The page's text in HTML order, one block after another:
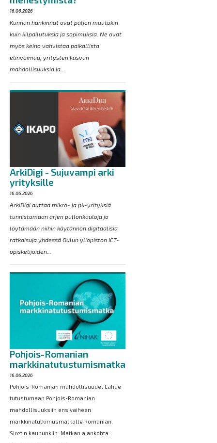
16.06.2026
Kunnan hankinnat ovat paljon muutakin
kuin kilpailutuksia ja sopimuksia. Ne ovat
myös keino vahvistaa paikallista
elinvoimaa, yritysten kasvun
mahdollisuuksia ja...
ArkiDigi - Sujuvampi arki
yrityksille
16.06.2026
ArkiDigi auttaa mikro- ja pk-yrityksiä
tunnistamaan arjen pullonkauloja ja
löytämään niihin käytännön digitaalisia
ratkaisuja yhdessä Oulun yliopiston ICT-
opiskelijoiden...
Pohjois-Romanian
markkinatutustumismatka
16.06.2026
Pohjois-Romanian mahdollisuudet Lähde
tutustumaan Pohjois-Romanian
mahdollisuuksiin ensivaiheen
markkinatutkimusmatkalle Romanian,
Siretin kaupunkiin. Matkan ajankohta: